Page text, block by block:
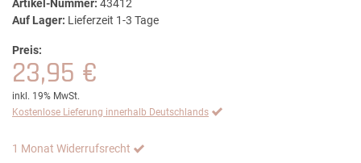
Artikel-Nummer: 43412
Auf Lager: Lieferzeit 1-3 Tage
Preis:
23,95 €
inkl. 19% MwSt.
Kostenlose Lieferung innerhalb Deutschlands
1 Monat Widerrufsrecht